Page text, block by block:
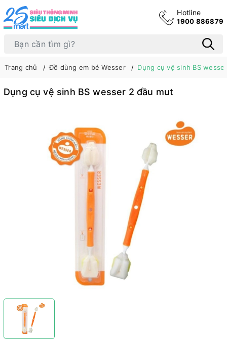
Hotline
1900 886879
Trang chủ Đồ dùng em bé Wesser Dụng cụ vệ sinh BS
Dụng cụ vệ sinh BS wesser 2 đầu mut